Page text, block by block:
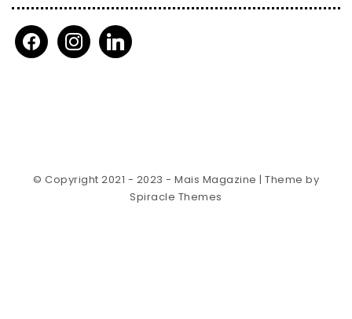
facebookinstagramlinkedin
© Copyright 2021 - 2023 - Mais Magazine | Theme by
Spiracle Themes